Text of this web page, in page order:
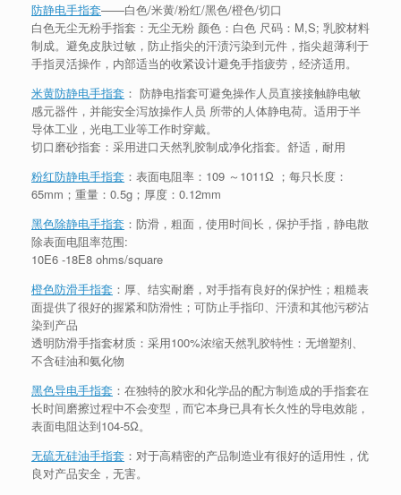
防静电手指套——白色/米黄/粉红/黑色/橙色/切口
白色无尘无粉手指套：无尘无粉 颜色：白色 尺码：M,S; 乳胶材料
制成。避免皮肤过敏，防止指尖的汗渍污染到元件，指尖超薄利于
手指灵活操作，内部适当的收紧设计避免手指疲劳，经济适用。
米黄防静电手指套 ： 防静电指套可避免操作人员直接接触静电敏
感元器件，并能安全泻放操作人员 所带的人体静电荷。适用于半
导体工业，光电工业等工作时穿戴。
切口磨砂指套：采用进口天然乳胶制成净化指套。舒适，耐用
粉红防静电手指套 ：表面电阻率：109 ～1011Ω ；每只长度：
65mm；重量：0.5g；厚度：0.12mm
黑色除静电手指套 ：防滑，粗面，使用时间长，保护手指，静电散
除表面电阻率范围:
10E6 -18E8 ohms/square
橙色防滑手指套 ：厚、结实耐磨，对手指有良好的保护性；粗糙表
面提供了很好的握紧和防滑性；可防止手指印、汗渍和其他污秽沾
染到产品
透明防滑手指套材质：采用100%浓缩天然乳胶特性：无增塑剂、
不含硅油和氨化物
黑色导电手指套 ：在独特的胶水和化学品的配方制造成的手指套在
长时间磨擦过程中不会变型，而它本身已具有长久性的导电效能，
表面电阻达到104-5Ω。
无硫无硅油手指套 ：对于高精密的产品制造业有很好的适用性，优
良对产品安全，无害。